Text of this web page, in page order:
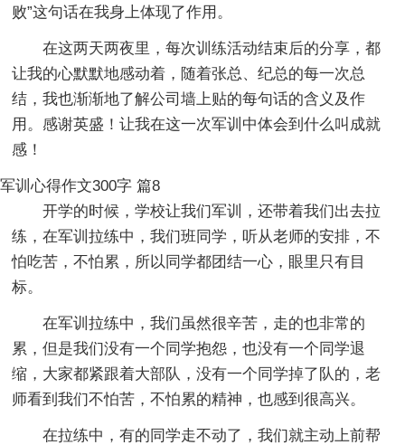
败”这句话在我身上体现了作用。
在这两天两夜里，每次训练活动结束后的分享，都
让我的心默默地感动着，随着张总、纪总的每一次总
结，我也渐渐地了解公司墙上贴的每句话的含义及作
用。感谢英盛！让我在这一次军训中体会到什么叫成就
感！
军训心得作文300字 篇8
开学的时候，学校让我们军训，还带着我们出去拉
练，在军训拉练中，我们班同学，听从老师的安排，不
怕吃苦，不怕累，所以同学都团结一心，眼里只有目
标。
在军训拉练中，我们虽然很辛苦，走的也非常的
累，但是我们没有一个同学抱怨，也没有一个同学退
缩，大家都紧跟着大部队，没有一个同学掉了队的，老
师看到我们不怕苦，不怕累的精神，也感到很高兴。
在拉练中，有的同学走不动了，我们就主动上前帮